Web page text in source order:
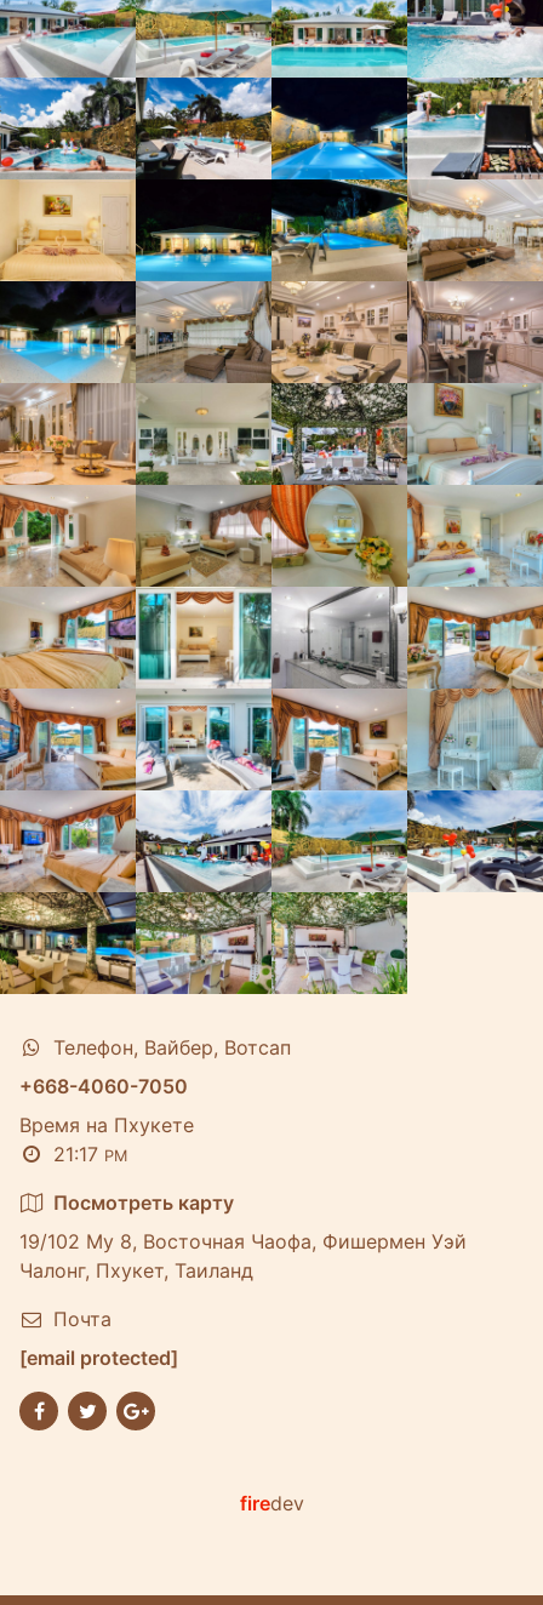
Телефон, Вайбер, Вотсап
+668-4060-7050
Время на Пхукете
21:17 PM
Посмотреть карту
19/102 Му 8, Восточная Чаофа, Фишермен Уэй
Чалонг, Пхукет, Таиланд
Почта
[email protected]
firedev